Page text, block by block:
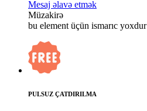
Mesaj əlavə etmək
Müzakirə
bu element üçün ismarıc yoxdur
PULSUZ ÇATDIRILMA